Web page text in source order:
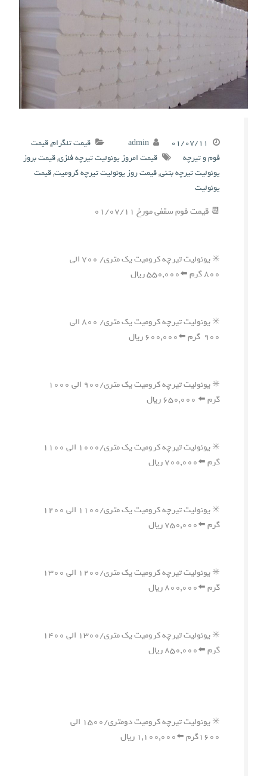
۰۱/۰۷/۱۱ admin قیمت تلگرام,قیمت
فوم و تیرچه
قیمت امروز یونولیت تیرچه فلزی,قیمت بروز
یونولیت تیرچه بتنی,قیمت روز یونولیت تیرچه کرومیت,قیمت
یونولیت
📆 قیمت فوم سقفی مورخ ۰۱/۰۷/۱۱
✳️ یونولیت تیرچه کرومیت یک متری/ ۷۰۰ الی
۸۰۰ گرم ⬅️۵۵۰,۰۰۰ ریال
✳️ یونولیت تیرچه کرومیت یک متری/ ۸۰۰ الی
۹۰۰ گرم ⬅️۶۰۰,۰۰۰ ریال
✳️ یونولیت تیرچه کرومیت یک متری/۹۰۰ الی ۱۰۰۰
گرم ⬅️ ۶۵۰,۰۰۰ ریال
✳️ یونولیت تیرچه کرومیت یک متری/۱۰۰۰ الی ۱۱۰۰
گرم ⬅️۷۰۰,۰۰۰ ریال
✳️ یونولیت تیرچه کرومیت یک متری/۱۱۰۰ الی ۱۲۰۰
گرم ⬅️۷۵۰,۰۰۰ ریال
✳️ یونولیت تیرچه کرومیت یک متری/۱۲۰۰ الی ۱۳۰۰
گرم ⬅️۸۰۰,۰۰۰ ریال
✳️ یونولیت تیرچه کرومیت یک متری/۱۳۰۰ الی ۱۴۰۰
گرم ⬅️۸۵۰,۰۰۰ ریال
✳️ یونولیت تیرچه کرومیت دومتری/۱۵۰۰ الی
۱۶۰۰گرم ⬅️۱,۱۰۰,۰۰۰ ریال